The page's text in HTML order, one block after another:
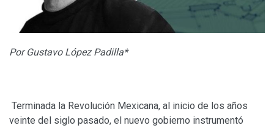
Por Gustavo López Padilla*
Terminada la Revolución Mexicana, al inicio de los años
veinte del siglo pasado, el nuevo gobierno instrumentó